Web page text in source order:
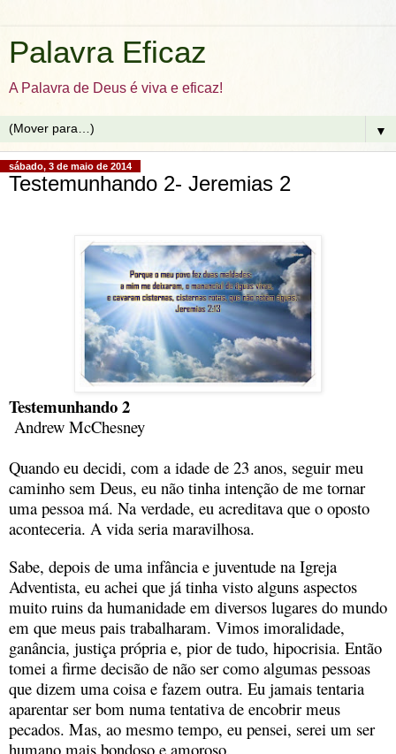
Palavra Eficaz
A Palavra de Deus é viva e eficaz!
▼
sábado, 3 de maio de 2014
Testemunhando 2- Jeremias 2
Testemunhando 2
Andrew McChesney
Quando eu decidi, com a idade de 23 anos, seguir meu
caminho sem Deus, eu não tinha intenção de me tornar
uma pessoa má. Na verdade, eu acreditava que o oposto
aconteceria. A vida seria maravilhosa.
Sabe, depois de uma infância e juventude na Igreja
Adventista, eu achei que já tinha visto alguns aspectos
muito ruins da humanidade em diversos lugares do mundo
em que meus pais trabalharam. Vimos imoralidade,
ganância, justiça própria e, pior de tudo, hipocrisia. Então
tomei a firme decisão de não ser como algumas pessoas
que dizem uma coisa e fazem outra. Eu jamais tentaria
aparentar ser bom numa tentativa de encobrir meus
pecados. Mas, ao mesmo tempo, eu pensei, serei um ser
humano mais bondoso e amoroso.